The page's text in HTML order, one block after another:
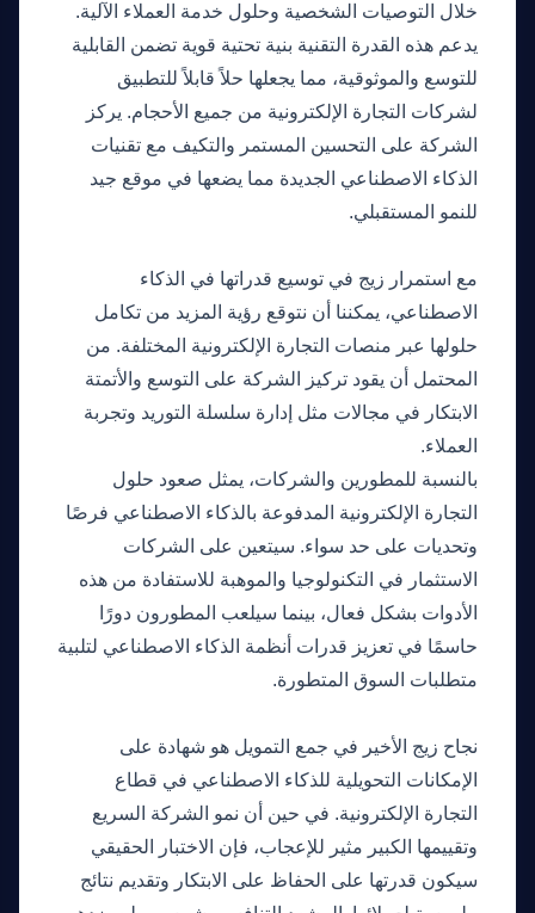
خلال التوصيات الشخصية وحلول خدمة العملاء الآلية.
يدعم هذه القدرة التقنية بنية تحتية قوية تضمن القابلية
للتوسع والموثوقية، مما يجعلها حلاً قابلاً للتطبيق
لشركات التجارة الإلكترونية من جميع الأحجام. يركز
الشركة على التحسين المستمر والتكيف مع تقنيات
الذكاء الاصطناعي الجديدة مما يضعها في موقع جيد
للنمو المستقبلي.
مع استمرار زيج في توسيع قدراتها في الذكاء
الاصطناعي، يمكننا أن نتوقع رؤية المزيد من تكامل
حلولها عبر منصات التجارة الإلكترونية المختلفة. من
المحتمل أن يقود تركيز الشركة على التوسع والأتمتة
الابتكار في مجالات مثل إدارة سلسلة التوريد وتجربة
العملاء.
بالنسبة للمطورين والشركات، يمثل صعود حلول
التجارة الإلكترونية المدفوعة بالذكاء الاصطناعي فرصًا
وتحديات على حد سواء. سيتعين على الشركات
الاستثمار في التكنولوجيا والموهبة للاستفادة من هذه
الأدوات بشكل فعال، بينما سيلعب المطورون دورًا
حاسمًا في تعزيز قدرات أنظمة الذكاء الاصطناعي لتلبية
متطلبات السوق المتطورة.
نجاح زيج الأخير في جمع التمويل هو شهادة على
الإمكانات التحويلية للذكاء الاصطناعي في قطاع
التجارة الإلكترونية. في حين أن نمو الشركة السريع
وتقييمها الكبير مثير للإعجاب، فإن الاختبار الحقيقي
سيكون قدرتها على الحفاظ على الابتكار وتقديم نتائج